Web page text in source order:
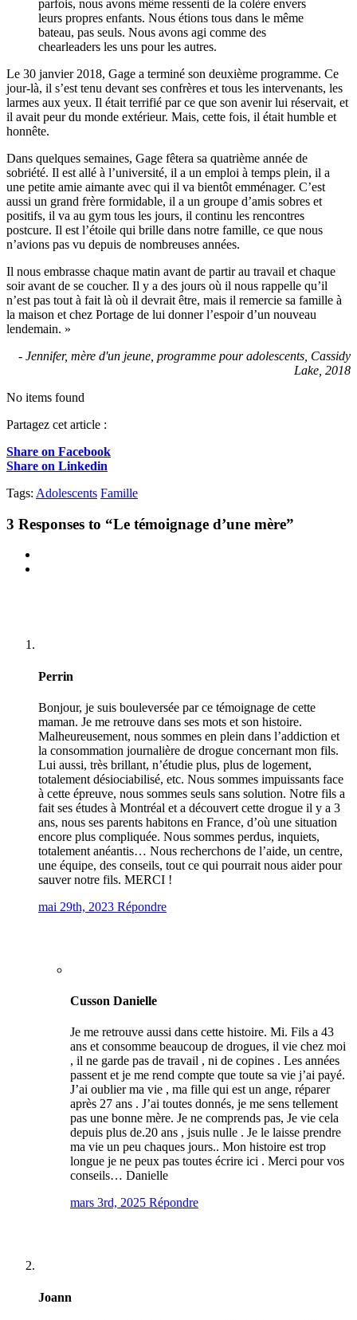
parfois, nous avons même ressenti de la colère envers
leurs propres enfants. Nous étions tous dans le même
bateau, pas seuls. Nous avons agi comme des
chearleaders les uns pour les autres.
Le 30 janvier 2018, Gage a terminé son deuxième programme. Ce
jour-là, il s’est tenu devant ses confrères et tous les intervenants, les
larmes aux yeux. Il était terrifié par ce que son avenir lui réservait, et
il avait peur du monde extérieur. Mais, cette fois, il était humble et
honnête.
Dans quelques semaines, Gage fêtera sa quatrième année de
sobriété. Il est allé à l’université, il a un emploi à temps plein, il a
une petite amie aimante avec qui il va bientôt emménager. C’est
aussi un grand frère formidable, il a un groupe d’amis sobres et
positifs, il va au gym tous les jours, il continu les rencontres
postcure. Il est l’étoile qui brille dans notre famille, ce que nous
n’avions pas vu depuis de nombreuses années.
Il nous embrasse chaque matin avant de partir au travail et chaque
soir avant de se coucher. Il y a des jours où il nous rappelle qu’il
n’est pas tout à fait là où il devrait être, mais il remercie sa famille à
la maison et chez Portage de lui donner l’espoir d’un nouveau
lendemain. »
- Jennifer, mère d'un jeune, programme pour adolescents, Cassidy
Lake, 2018
No items found
Partagez cet article :
Share on Facebook
Share on Linkedin
Tags: Adolescents Famille
3 Responses to “Le témoignage d’une mère”
Perrin
Bonjour, je suis bouleversée par ce témoignage de cette
maman. Je me retrouve dans ses mots et son histoire.
Malheureusement, nous sommes en plein dans l’addiction et
la consommation journalière de drogue concernant mon fils.
Lui aussi, très brillant, n’étudie plus, plus de logement,
totalement désiociabilisé, etc. Nous sommes impuissants face
à cette épreuve, nous sommes seuls sans solution. Notre fils a
fait ses études à Montréal et a découvert cette drogue il y a 3
ans, nous ses parents habitons en France, d’où une situation
encore plus compliquée. Nous sommes perdus, inquiets,
totalement anéantis… Nous recherchons de l’aide, un centre,
une équipe, des conseils, tout ce qui pourrait nous aider pour
sauver notre fils. MERCI !
mai 29th, 2023 Répondre
Cusson Danielle
Je me retrouve aussi dans cette histoire. Mi. Fils a 43
ans et consomme beaucoup de drogues, il vie chez moi
, il ne garde pas de travail , ni de copines . Les années
passent et je me rend compte que toute sa vie j’ai payé.
J’ai oublier ma vie , ma fille qui est un ange, réparer
après 27 ans . J’ai toutes donnés, je me sens tellement
pas une bonne mère. Je ne comprends pas, Je vie cela
depuis plus de.20 ans , jsuis nulle . Je le laisse prendre
ma vie un peu chaques jours.. Mon histoire est trop
longue je ne peux pas toutes écrire ici . Merci pour vos
conseils… Danielle
mars 3rd, 2025 Répondre
Joann